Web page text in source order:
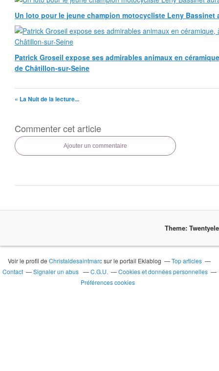
Un loto pour le jeune champion motocycliste Leny Bassinet
Patrick Groseil expose ses admirables animaux en
de Châtillon-sur-Seine
« La Nuit de la lecture...
Commenter cet article
Ajouter un commentaire
Theme:
Voir le profil deChristaldesaintmarcsur le portail Eklablog
Top articles
Contact
Signaler un abus C.G.U.
Cookies et données personnelles
Préférences cookies